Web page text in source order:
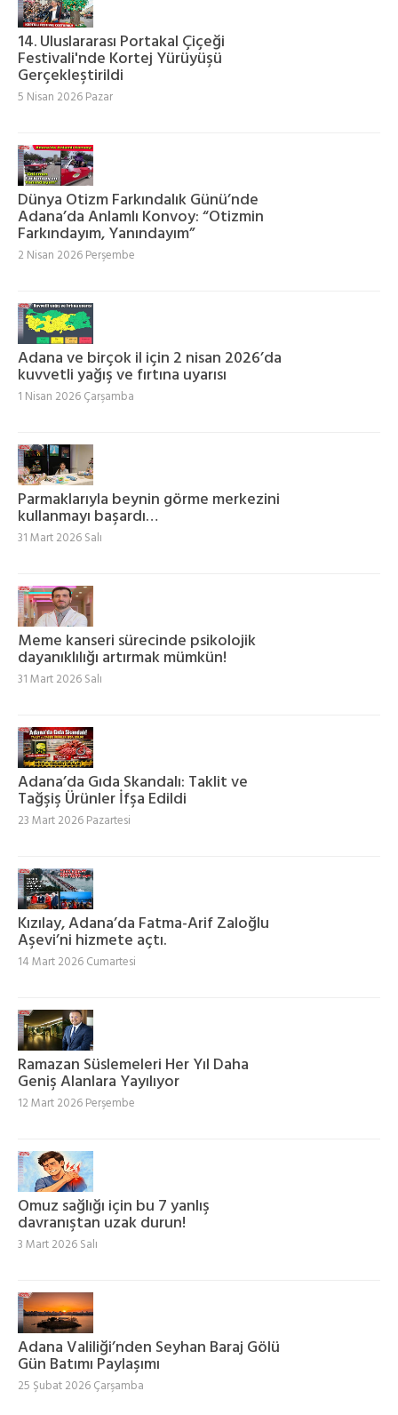
14. Uluslararası Portakal Çiçeği
Festivali'nde Kortej Yürüyüşü
Gerçekleştirildi
5 Nisan 2026 Pazar
Dünya Otizm Farkındalık Günü’nde
Adana’da Anlamlı Konvoy: “Otizmin
Farkındayım, Yanındayım”
2 Nisan 2026 Perşembe
Adana ve birçok il için 2 nisan 2026’da
kuvvetli yağış ve fırtına uyarısı
1 Nisan 2026 Çarşamba
Parmaklarıyla beynin görme merkezini
kullanmayı başardı…
31 Mart 2026 Salı
Meme kanseri sürecinde psikolojik
dayanıklılığı artırmak mümkün!
31 Mart 2026 Salı
Adana’da Gıda Skandalı: Taklit ve
Tağşiş Ürünler İfşa Edildi
23 Mart 2026 Pazartesi
Kızılay, Adana’da Fatma-Arif Zaloğlu
Aşevi’ni hizmete açtı.
14 Mart 2026 Cumartesi
Ramazan Süslemeleri Her Yıl Daha
Geniş Alanlara Yayılıyor
12 Mart 2026 Perşembe
Omuz sağlığı için bu 7 yanlış
davranıştan uzak durun!
3 Mart 2026 Salı
Adana Valiliği’nden Seyhan Baraj Gölü
Gün Batımı Paylaşımı
25 Şubat 2026 Çarşamba